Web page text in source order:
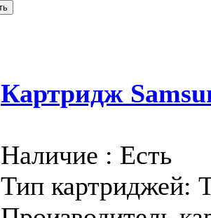
Картридж
Наличие : Есть
Тип картриджей: